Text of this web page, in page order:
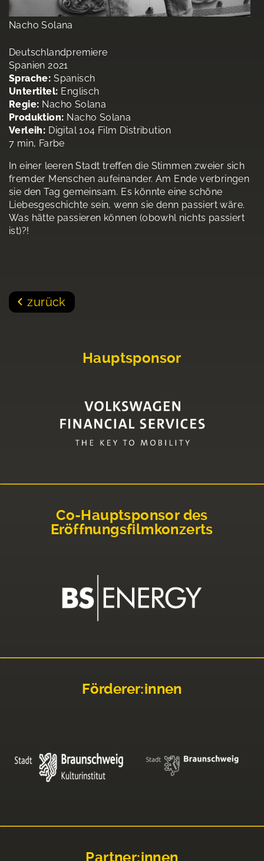
Nacho Solana
Deutschlandpremiere
Spanien 2021
Sprache: Spanisch
Untertitel: Englisch
Regie: Nacho Solana
Produktion: Nacho Solana
Verleih: Digital 104 Film Distribution
7 min, Farbe
In einer leeren Stadt treffen die Stimmen zweier sich
fremder Menschen aufeinander. Am Ende verbringen
sie den Tag gemeinsam. Es könnte eine schöne
Liebesgeschichte sein, wenn sie denn passiert wäre.
Was hätte passieren können (obowhl nichts passiert
ist)?!
zurück
Hauptsponsor
Co-Hauptsponsor des
Eröffnungsfilmkonzerts
Förderer:innen
Partner:innen